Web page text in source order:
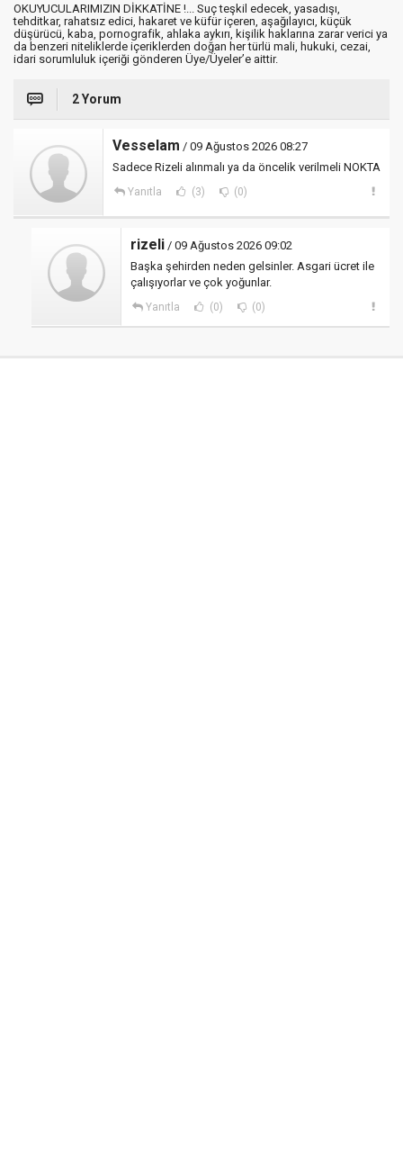
OKUYUCULARIMIZIN DİKKATİNE !... Suç teşkil edecek, yasadışı,
tehditkar, rahatsız edici, hakaret ve küfür içeren, aşağılayıcı, küçük
düşürücü, kaba, pornografik, ahlaka aykırı, kişilik haklarına zarar verici ya
da benzeri niteliklerde içeriklerden doğan her türlü mali, hukuki, cezai,
idari sorumluluk içeriği gönderen Üye/Üyeler’e aittir.
2 Yorum
Vesselam / 09 Ağustos 2026 08:27
Sadece Rizeli alınmalı ya da öncelik verilmeli NOKTA
Yanıtla (3) (0)
rizeli / 09 Ağustos 2026 09:02
Başka şehirden neden gelsinler. Asgari ücret ile
çalışıyorlar ve çok yoğunlar.
Yanıtla (0) (0)